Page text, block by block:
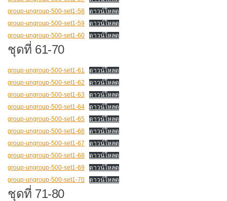
group-ungroup-500-set1-58
ดาวน์โหลด
group-ungroup-500-set1-59
ดาวน์โหลด
group-ungroup-500-set1-60
ดาวน์โหลด
ชุดที่ 61-70
group-ungroup-500-set1-61
ดาวน์โหลด
group-ungroup-500-set1-62
ดาวน์โหลด
group-ungroup-500-set1-63
ดาวน์โหลด
group-ungroup-500-set1-64
ดาวน์โหลด
group-ungroup-500-set1-65
ดาวน์โหลด
group-ungroup-500-set1-66
ดาวน์โหลด
group-ungroup-500-set1-67
ดาวน์โหลด
group-ungroup-500-set1-68
ดาวน์โหลด
group-ungroup-500-set1-69
ดาวน์โหลด
group-ungroup-500-set1-70
ดาวน์โหลด
ชุดที่ 71-80